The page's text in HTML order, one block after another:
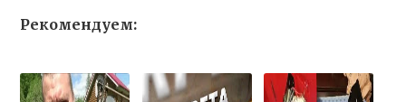
Рекомендуем: